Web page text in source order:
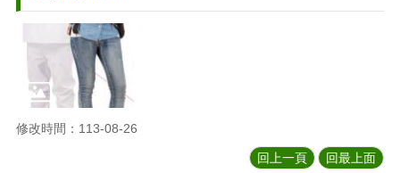
修改時間：113-08-26
回上一頁 回最上面